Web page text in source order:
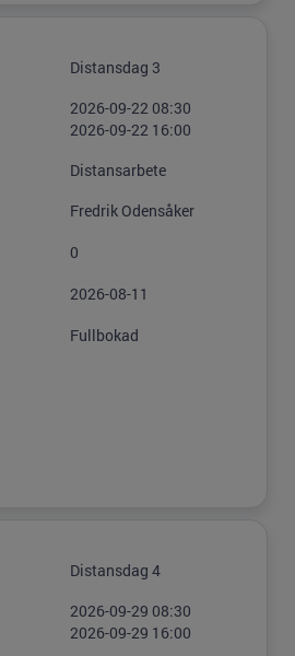
Distansdag 3
2026-09-22 08:30
2026-09-22 16:00
Distansarbete
Fredrik Odensåker
0
2026-08-11
Fullbokad
Distansdag 4
2026-09-29 08:30
2026-09-29 16:00